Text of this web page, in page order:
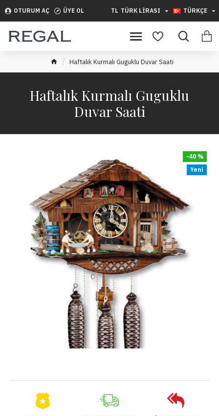
OTURUM AÇ ÜYE OL TL TÜRK LIRASI TÜRKÇE
Haftalık Kurmalı Guguklu Duvar Saati
Haftalık Kurmalı Guguklu
Duvar Saati
Yeni
-40 %